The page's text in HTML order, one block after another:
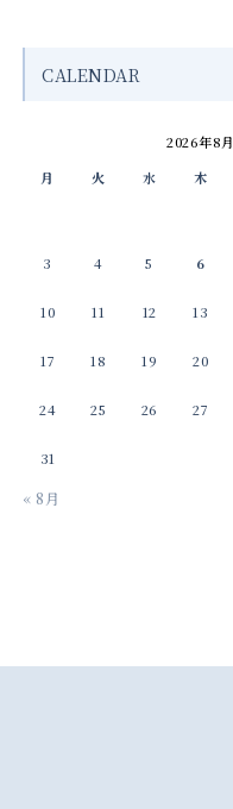
CALENDAR
2026年8月
月
火 水 木
3 4 5 6
10 11 12 13
17 18 19 20
24 25 26 27
31
« 8月